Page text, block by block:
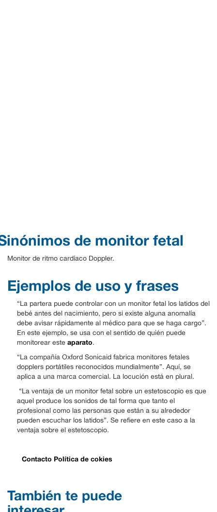
de monitor fetal
Monitor de ritmo cardíaco Doppler.
Ejemplos de uso y frases
“La partera puede controlar con un monitor fetal los latidos del
bebé antes del nacimiento, pero si existe alguna anomalía
debe avisar rápidamente al médico para que se haga cargo”.
En este ejemplo, se usa con el sentido de quién puede
monitorear este aparato.
“La compañía Oxford Sonicaid fabrica monitores fetales
dopplers portátiles reconocidos mundialmente”. Aquí, se
aplica a una marca comercial. La locución está en plural.
“La ventaja de un monitor fetal sobre un estetoscopio es que
aquel produce los sonidos de tal forma que tanto el
profesional como las personas que están a su alrededor
pueden escuchar los latidos”. Se refiere en este caso a la
ventaja sobre el estetoscopio.
Contacto Política de cokies
También te puede